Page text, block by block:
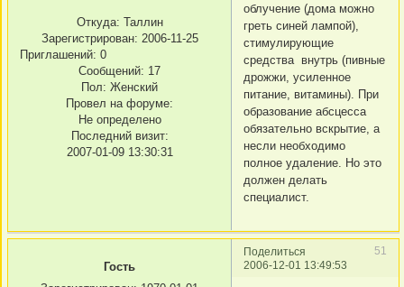
Откуда: Таллин
Зарегистрирован: 2006-11-25
Приглашений: 0
Сообщений: 17
Пол: Женский
Провел на форуме:
Не определено
Последний визит:
2007-01-09 13:30:31
облучение (дома можно
греть синей лампой),
стимулирующие
средства внутрь (пивные
дрожжи, усиленное
питание, витамины). При
образование абсцесса
обязательно вскрытие, а
несли необходимо
полное удаление. Но это
должен делать
специалист.
Поделиться
51
2006-12-01 13:49:53
Гость